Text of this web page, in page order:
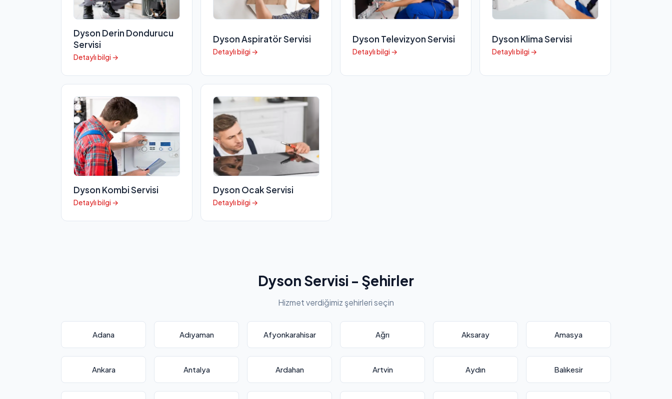
Dyson Derin Dondurucu
Servisi
Detaylı bilgi →
Dyson Aspiratör Servisi
Detaylı bilgi →
Dyson Televizyon Servisi
Detaylı bilgi →
Dyson Klima Servisi
Detaylı bilgi →
Dyson Kombi Servisi
Detaylı bilgi →
Dyson Ocak Servisi
Detaylı bilgi →
Dyson Servisi - Şehirler
Hizmet verdiğimiz şehirleri seçin
Adana Adıyaman Afyonkarahisar Ağrı Aksaray Amasya
Ankara Antalya Ardahan Artvin Aydın Balıkesir